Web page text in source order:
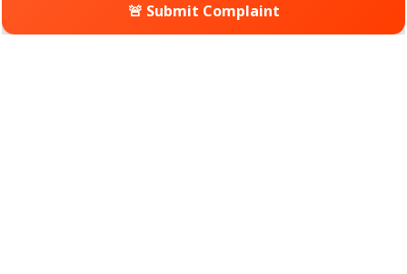
🚨 Submit Complaint